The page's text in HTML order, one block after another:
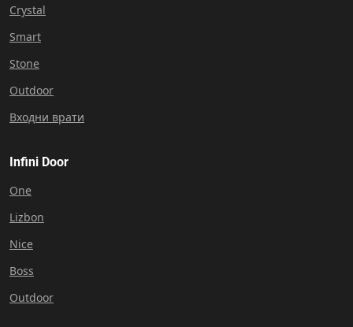
Crystal
Smart
Stone
Outdoor
Входни врати
Infini Door
One
Lizbon
Nice
Boss
Outdoor